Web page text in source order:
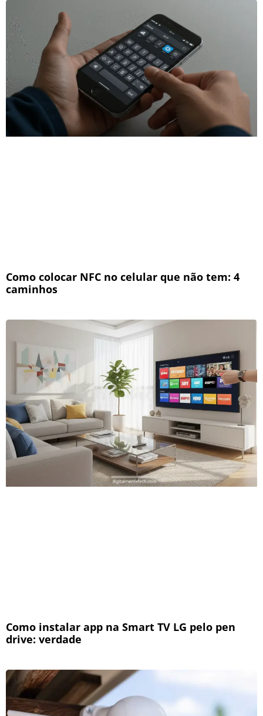
Como colocar NFC no celular que não tem: 4
caminhos
Como instalar app na Smart TV LG pelo pen
drive: verdade